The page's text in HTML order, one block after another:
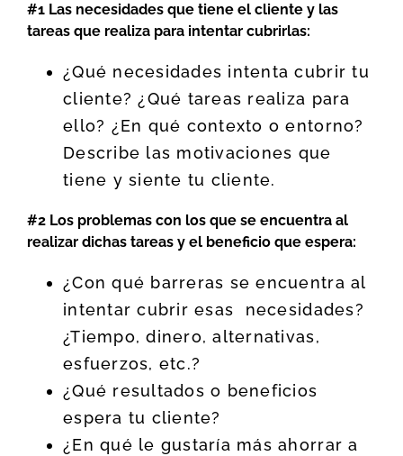
#1 Las necesidades que tiene el cliente y las
tareas que realiza para intentar cubrirlas:
¿Qué necesidades intenta cubrir tu
cliente? ¿Qué tareas realiza para
ello? ¿En qué contexto o entorno?
Describe las motivaciones que
tiene y siente tu cliente.
#2 Los problemas con los que se encuentra al
realizar dichas tareas y el beneficio que espera:
¿Con qué barreras se encuentra al
intentar cubrir esas necesidades?
¿Tiempo, dinero, alternativas,
esfuerzos, etc.?
¿Qué resultados o beneficios
espera tu cliente?
¿En qué le gustaría más ahorrar a